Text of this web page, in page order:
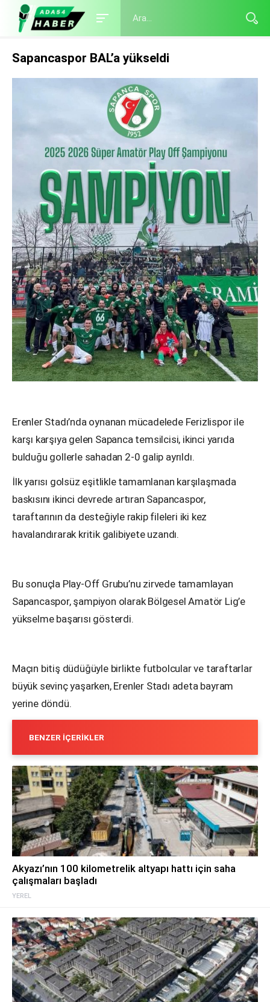
Sapancaspor BAL’a yükseldi
Erenler Stadı’nda oynanan mücadelede Ferizlispor ile
karşı karşıya gelen Sapanca temsilcisi, ikinci yarıda
bulduğu gollerle sahadan 2-0 galip ayrıldı.
İlk yarısı golsüz eşitlikle tamamlanan karşılaşmada
baskısını ikinci devrede artıran Sapancaspor,
taraftarının da desteğiyle rakip fileleri iki kez
havalandırarak kritik galibiyete uzandı.
Bu sonuçla Play-Off Grubu’nu zirvede tamamlayan
Sapancaspor, şampiyon olarak Bölgesel Amatör Lig’e
yükselme başarısı gösterdi.
Maçın bitiş düdüğüyle birlikte futbolcular ve taraftarlar
büyük sevinç yaşarken, Erenler Stadı adeta bayram
yerine döndü.
BENZER İÇERIKLER
YEREL
Akyazı’nın 100 kilometrelik altyapı hattı için saha
çalışmaları başladı